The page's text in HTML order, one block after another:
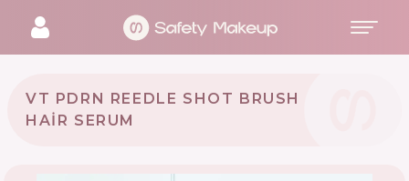
VT PDRN REEDLE SHOT BRUSH
HAIR SERUM